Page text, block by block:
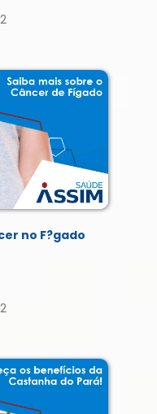
no F?gado